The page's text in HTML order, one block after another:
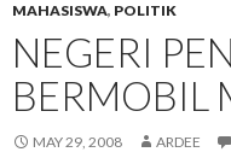
MAHASISWA, POLITIK
NEGERI
BERMOBIL
MAY 29, 2008 ARDEE